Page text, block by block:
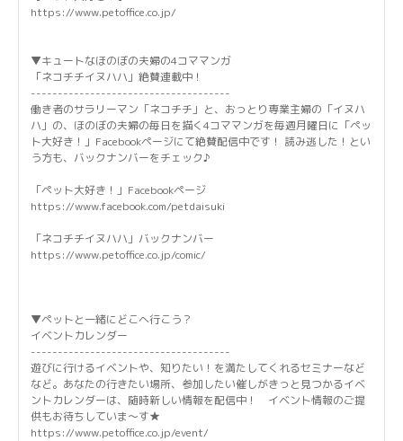
https://www.petoffice.co.jp/
▼キュートなほのぼの夫婦の4コママンガ
「ネコチチイヌハハ」絶賛連載中！
-------------------------------------
働き者のサラリーマン「ネコチチ」と、おっとり専業主婦の「イヌハ
ハ」の、ほのぼの夫婦の毎日を描く4コママンガを毎週月曜日に「ペッ
ト大好き！」Facebookページにて絶賛配信中です！ 読み逃した！とい
う方も、バックナンバーをチェック♪
「ペット大好き！」Facebookページ
https://www.facebook.com/petdaisuki
「ネコチチイヌハハ」バックナンバー
https://www.petoffice.co.jp/comic/
▼ペットと一緒にどこへ行こう？
イベントカレンダー
-------------------------------------
遊びに行けるイベントや、知りたい！を満たしてくれるセミナーなど
など。あなたの行きたい場所、参加したい催しがきっと見つかるイベ
ントカレンダーは、随時新しい情報を配信中！ イベント情報のご提
供もお待ちしていま～す★
https://www.petoffice.co.jp/event/